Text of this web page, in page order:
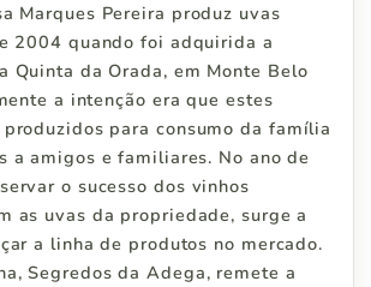
Marques Pereira produz uvas
2004 quando foi adquirida a
Quinta da Orada, em Monte Belo
a intenção era que estes
para consumo da família
a amigos e familiares. No ano de
o sucesso dos vinhos
as uvas da propriedade, surge a
a linha de produtos no mercado.
Segredos da Adega, remete a